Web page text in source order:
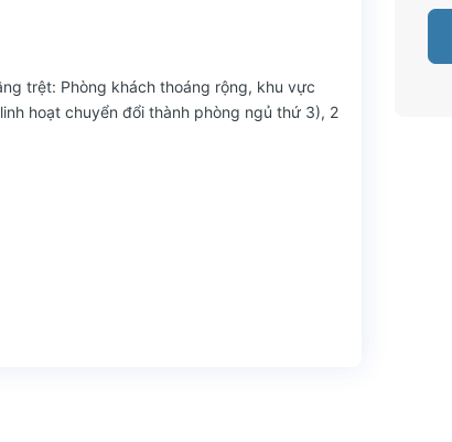
trệt: Phòng khách thoáng rộng, khu vực
hoạt chuyển đổi thành phòng ngủ thứ 3), 2